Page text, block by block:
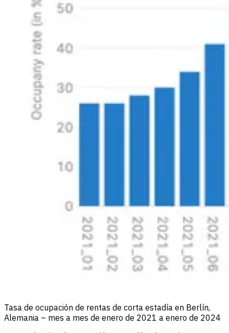
Tasa de ocupación de rentas de corta estadía en Berlín,
Alemania – mes a mes de enero de 2021 a enero de 2024